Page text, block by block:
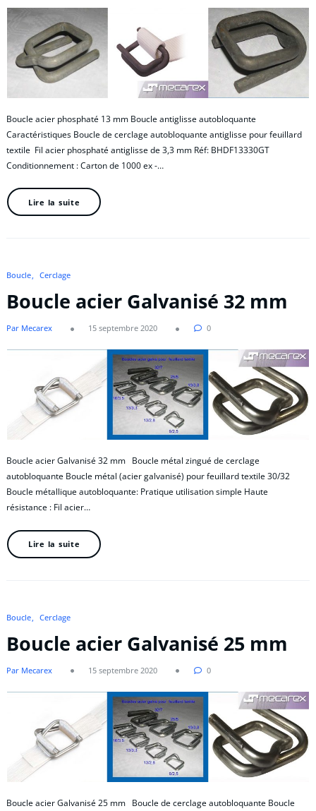
Boucle acier phosphaté 13 mm Boucle antiglisse autobloquante
Caractéristiques Boucle de cerclage autobloquante antiglisse pour feuillard
textile Fil acier phosphaté antiglisse de 3,3 mm Réf: BHDF13330GT
Conditionnement : Carton de 1000 ex -…
Lire la suite
Boucle Cerclage
Boucle acier Galvanisé 32 mm
Par Mecarex 15 septembre 2020 0
Boucle acier Galvanisé 32 mm Boucle métal zingué de cerclage
autobloquante Boucle métal (acier galvanisé) pour feuillard textile 30/32
Boucle métallique autobloquante: Pratique utilisation simple Haute
résistance : Fil acier…
Lire la suite
Boucle Cerclage
Boucle acier Galvanisé 25 mm
Par Mecarex 15 septembre 2020 0
Boucle acier Galvanisé 25 mm Boucle de cerclage autobloquante Boucle